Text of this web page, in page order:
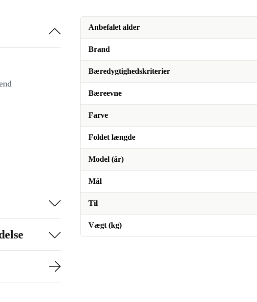
Anbefalet alder
Brand
Bæredygtighedskriterier
Bæreevne
Farve
Foldet længde
Model (år)
Mål
Til
Vægt (kg)